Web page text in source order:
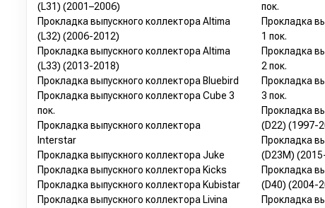
(L31) (2001–2006)
Прокладка выпускного коллектора Altima
(L32) (2006-2012)
Прокладка выпускного коллектора Altima
(L33) (2013-2018)
Прокладка выпускного коллектора Bluebird
Прокладка выпускного коллектора Cube 3
пок.
Прокладка выпускного коллектора
Interstar
Прокладка выпускного коллектора Juke
Прокладка выпускного коллектора Kicks
Прокладка выпускного коллектора Kubistar
Прокладка выпускного коллектора Livina
пок.
Прокладка
1 пок.
Прокладка
2 пок.
Прокладка
3 пок.
Прокладка
(D22) (1997-
Прокладка
(D23M)
Прокладка
(D40) (2004-
Прокладка